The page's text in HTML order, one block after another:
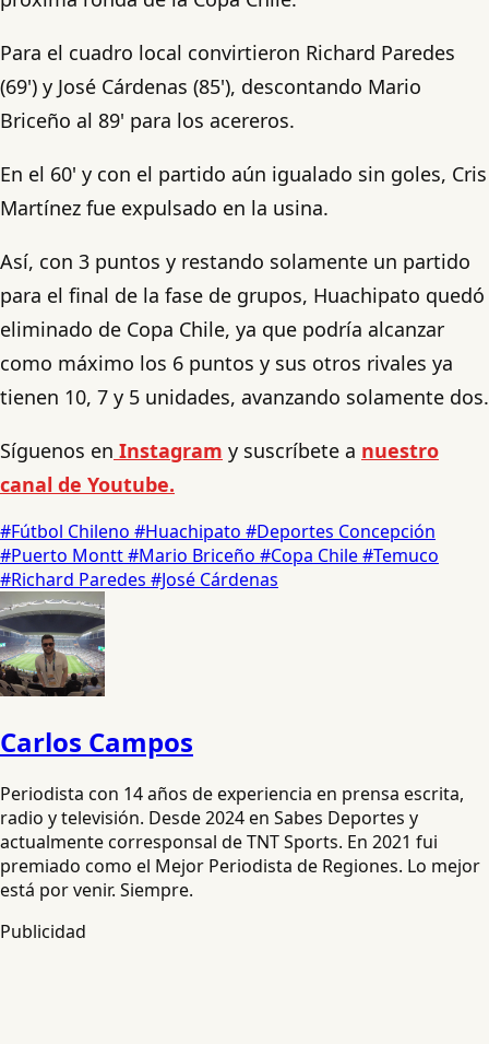
Para el cuadro local convirtieron Richard Paredes
(69') y José Cárdenas (85'), descontando Mario
Briceño al 89' para los acereros.
En el 60' y con el partido aún igualado sin goles, Cris
Martínez fue expulsado en la usina.
Así, con 3 puntos y restando solamente un partido
para el final de la fase de grupos, Huachipato quedó
eliminado de Copa Chile, ya que podría alcanzar
como máximo los 6 puntos y sus otros rivales ya
tienen 10, 7 y 5 unidades, avanzando solamente dos.
Síguenos en Instagram y suscríbete a nuestro
canal de Youtube.
#Fútbol Chileno #Huachipato #Deportes Concepción
#Puerto Montt#Mario Briceño #Copa Chile#Temuco
#Richard Paredes #José Cárdenas
Carlos Campos
Periodista con 14 años de experiencia en prensa escrita,
radio y televisión. Desde 2024 en Sabes Deportes y
actualmente corresponsal de TNT Sports. En 2021 fui
premiado como el Mejor Periodista de Regiones. Lo mejor
está por venir. Siempre.
Publicidad